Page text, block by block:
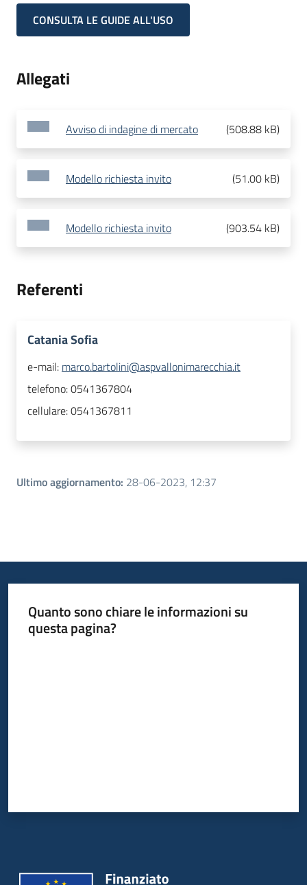
CONSULTA LE GUIDE ALL'USO
Allegati
Avviso di indagine di mercato (508.88 kB)
Modello richiesta invito (51.00 kB)
Modello richiesta invito (903.54 kB)
Referenti
Catania Sofia
e-mail: marco.bartolini@aspvallonimarecchia.it
telefono:0541367804
cellulare:0541367811
Ultimo aggiornamento: 28-06-2023, 12:37
Quanto sono chiare le informazioni su
questa pagina?